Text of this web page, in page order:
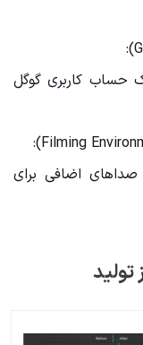
حساب کاربری گوگل
اضافی برای
تولید